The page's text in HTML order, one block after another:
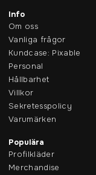
Info
Om oss
Vanliga frågor
Kundcase: Pixable
Personal
Hållbarhet
Villkor
Sekretesspolicy
Varumärken
Populära
Profilkläder
Merchandise